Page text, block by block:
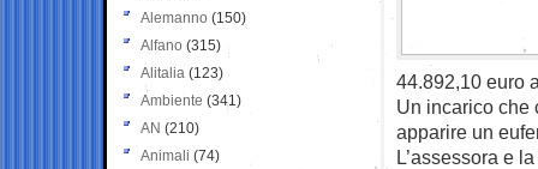
44.892,10 euro
Un incarico che
apparire un
L’assessora e
Alemanno (150)
Alfano (315)
Alitalia (123)
Ambiente (341)
AN (210)
Animali (74)